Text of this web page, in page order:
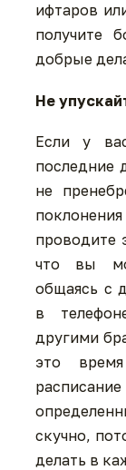
ифтаров
получите
добрые
Не
Если у
последние
не
проводите
что вы
общаясь с
в
другими
это
скучно,
делать в